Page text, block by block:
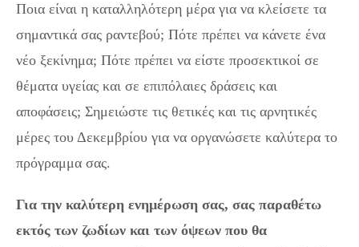
Ποια είναι η καταλληλότερη μέρα για να κλείσετε τα
σημαντικά σας ραντεβού; Πότε πρέπει να κάνετε ένα
νέο ξεκίνημα; Πότε πρέπει να είστε προσεκτικοί σε
θέματα υγείας και σε επιπόλαιες δράσεις και
αποφάσεις; Σημειώστε τις θετικές και τις αρνητικές
μέρες του Δεκεμβρίου για να οργανώσετε καλύτερα το
πρόγραμμα σας.
Για την καλύτερη ενημέρωση σας, σας παραθέτω
εκτός των ζωδίων και των όψεων που θα